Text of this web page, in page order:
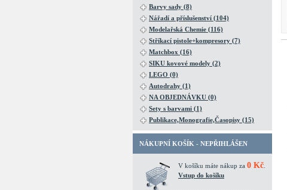
Barvy sady (8)
Nářadí a příslušenství (104)
Modelařská Chemie (116)
Stříkací pistole+kompresory (7)
Matchbox (16)
SIKU kovové modely (2)
LEGO (0)
Autodrahy (1)
NA OBJEDNÁVKU (0)
Sety s barvami (1)
Publikace,Monografie,Časopisy (15)
NÁKUPNÍ KOŠÍK - NEPŘIHLÁŠEN
V košíku máte nákup za 0 Kč
Vstup do košíku